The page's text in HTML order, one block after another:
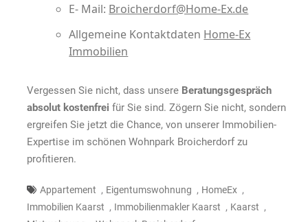
E- Mail: Broicherdorf@Home-Ex.de
Allgemeine Kontaktdaten Home-Ex
Immobilien
Vergessen Sie nicht, dass unsere Beratungsgespräch
absolut kostenfrei für Sie sind. Zögern Sie nicht, sondern
ergreifen Sie jetzt die Chance, von unserer Immobilien-
Expertise im schönen Wohnpark Broicherdorf zu
profitieren.
Appartement , Eigentumswohnung , HomeEx ,
Immobilien Kaarst , Immobilienmakler Kaarst , Kaarst ,